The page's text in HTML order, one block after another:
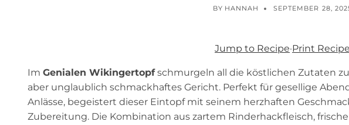
BY HANNAH SEPTEMBER 28,
Jump to Recipe·Print Recipe
Im Genialen Wikingertopfschmurgeln all die köstlichen Zutaten
aber unglaublich schmackhaftes Gericht. Perfekt für gesellige
Anlässe, begeistert dieser Eintopf mit seinem herzhaften
Zubereitung. Die Kombination aus zartem Rinderhackfleisch,